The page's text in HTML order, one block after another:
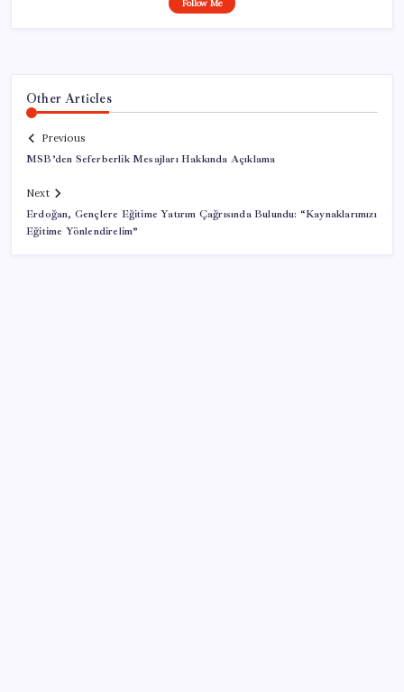
Follow Me
Other Articles
Previous
MSB’den Seferberlik Mesajları Hakkında Açıklama
Next
Erdoğan, Gençlere Eğitime Yatırım Çağrısında Bulundu: “Kaynaklarımızı
Eğitime Yönlendirelim”